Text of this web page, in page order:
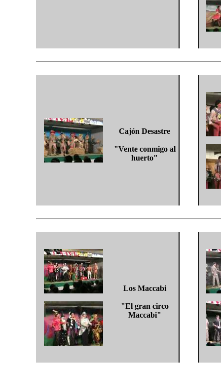
Cajón Desastre
"Vente conmigo al
huerto"
Los Maccabi
"El gran circo
Maccabi"